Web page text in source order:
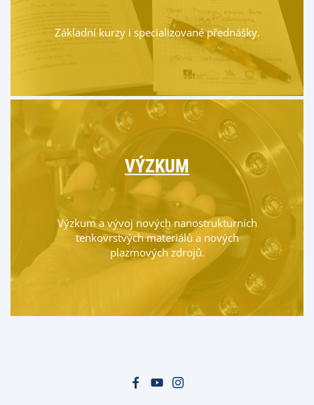
Základní kurzy i specializované přednášky.
VÝZKUM
Výzkum a vývoj nových nanostrukturních
tenkovrstvých materiálů a nových
plazmových zdrojů.